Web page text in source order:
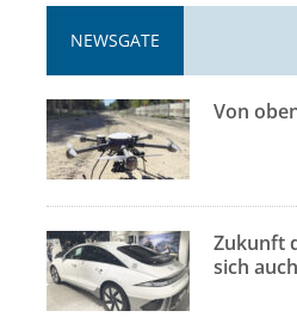
NEWSGATE
Von
Zukunft
sich